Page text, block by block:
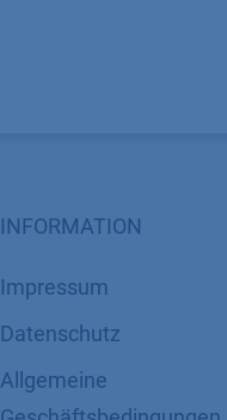
INFORMATION
Impressum
Datenschutz
​​​​​​​​​​​​​​​​​Allgemeine